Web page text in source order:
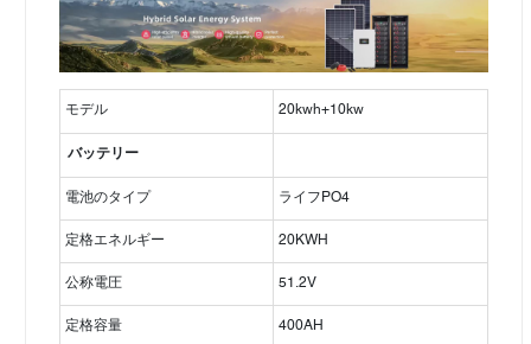
モデル 20kwh+10kw
バッテリー
電池のタイプ ライフPO4
定格エネルギー 20KWH
公称電圧 51.2V
定格容量 400AH